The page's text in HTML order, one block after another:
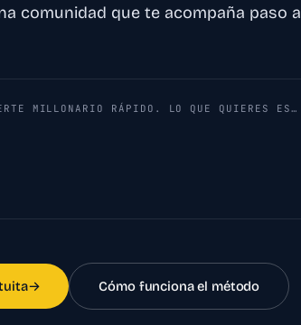
comunidad que te acompaña paso a
MILLONARIO RÁPIDO. LO QUE QUIERES ES…
con tus hijos
→ Cómo funciona el método